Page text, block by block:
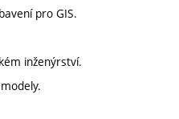
pro GIS.
inženýrství.